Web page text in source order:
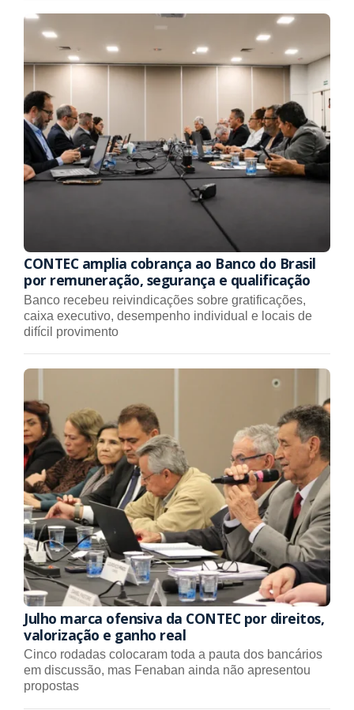
CONTEC amplia cobrança ao Banco do Brasil
por remuneração, segurança e qualificação
Banco recebeu reivindicações sobre gratificações,
caixa executivo, desempenho individual e locais de
difícil provimento
Julho marca ofensiva da CONTEC por direitos,
valorização e ganho real
Cinco rodadas colocaram toda a pauta dos bancários
em discussão, mas Fenaban ainda não apresentou
propostas